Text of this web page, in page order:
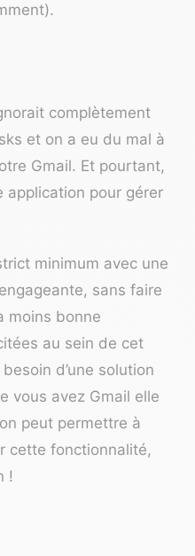
complètement
et on a eu du mal à
Gmail. Et pourtant,
application pour gérer
minimum avec une
sans faire
moins bonne
au sein de cet
d’une solution
vous avez Gmail elle
peut permettre à
cette fonctionnalité,
!